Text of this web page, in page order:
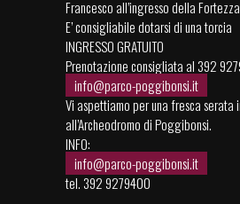
Francesco all’ingresso della
E’ consigliabile dotarsi di una torcia
INGRESSO GRATUITO
Prenotazione consigliata al 392
info@parco-poggibonsi.it
Vi aspettiamo per una fresca serata
all’Archeodromo di Poggibonsi.
INFO:
info@parco-poggibonsi.it
tel. 392 9279400